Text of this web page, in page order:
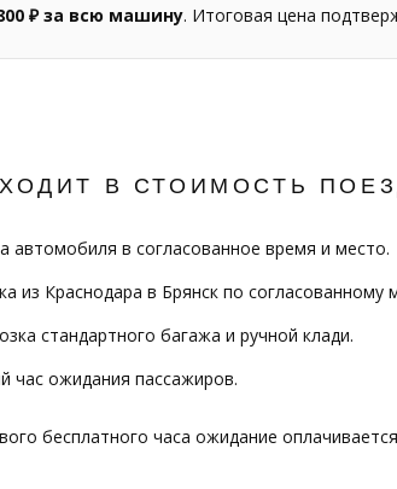
₽ за всю машину. Итоговая цена
В СТОИМОСТЬ
автомобиля в согласованное время и место.
из Краснодара в Брянск по согласованному
стандартного багажа и ручной клади.
час ожидания пассажиров.
бесплатного часа ожидание